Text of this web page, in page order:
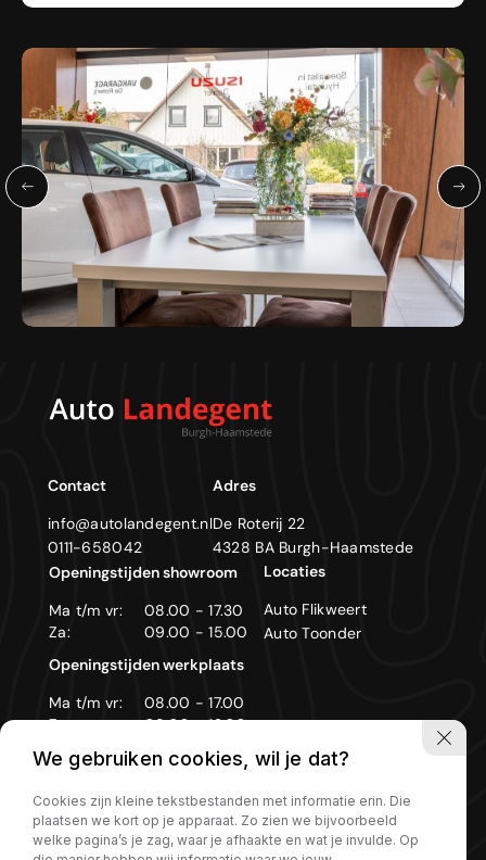
Contact
info@autolandegent.nl
0111-658042
Adres
De Roterij 22
4328 BA Burgh-Haamstede
Openingstijden showroom
Ma t/m vr:
08.00 - 17.30
Za:
09.00 - 15.00
Openingstijden werkplaats
Ma t/m vr:
08.00 - 17.00
Za:
09.00 - 12.00
Zon- en feestdagen gesloten
Locaties
Auto Flikweert
Auto Toonder
We gebruiken cookies, wil je dat?
Cookies zijn kleine tekstbestanden met informatie erin. Die
plaatsen we kort op je apparaat. Zo zien we bijvoorbeeld
welke pagina’s je zag, waar je afhaakte en wat je invulde. Op